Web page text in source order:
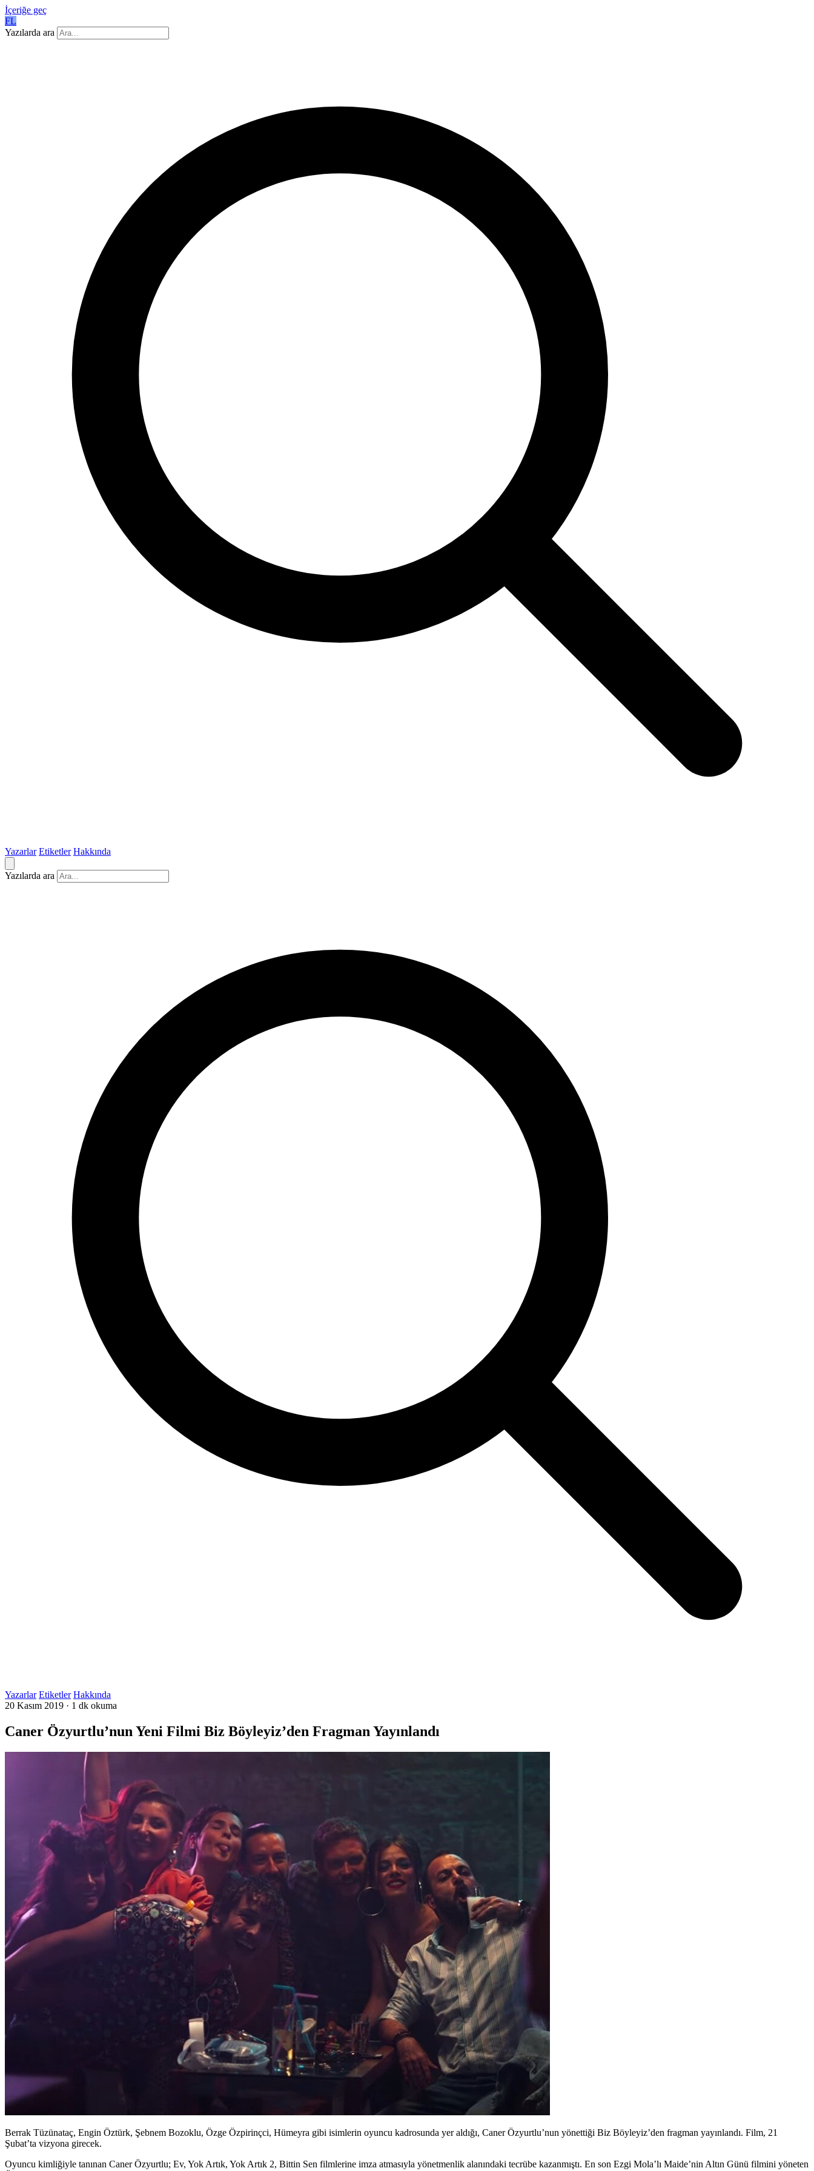
İçeriğe geç
FL
Yazılarda ara
Yazarlar Etiketler Hakkında
Yazılarda ara
Yazarlar Etiketler Hakkında
20 Kasım 2019 · 1 dk okuma
Caner Özyurtlu’nun Yeni Filmi Biz Böyleyiz’den Fragman Yayınlandı
Berrak Tüzünataç, Engin Öztürk, Şebnem Bozoklu, Özge Özpirinçci, Hümeyra gibi isimlerin oyuncu kadrosunda yer aldığı, Caner Özyurtlu’nun yönettiği Biz Böyleyiz’den fragman yayınlandı. Film, 21
Şubat’ta vizyona girecek.
Oyuncu kimliğiyle tanınan Caner Özyurtlu; Ev, Yok Artık, Yok Artık 2, Bittin Sen filmlerine imza atmasıyla yönetmenlik alanındaki tecrübe kazanmıştı. En son Ezgi Mola’lı Maide’nin Altın Günü filmini yöneten